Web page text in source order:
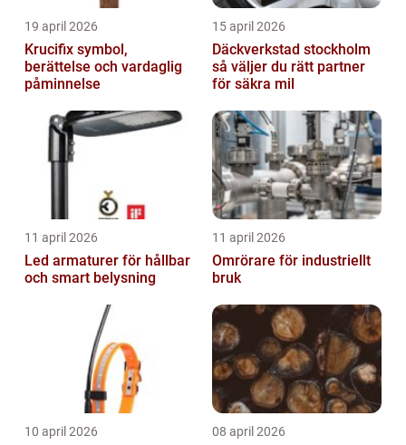
19 april 2026
Krucifix symbol,
berättelse och vardaglig
påminnelse
15 april 2026
Däckverkstad stockholm
så väljer du rätt partner
för säkra mil
11 april 2026
Led armaturer för hållbar
och smart belysning
11 april 2026
Omrörare för industriellt
bruk
10 april 2026 08 april 2026